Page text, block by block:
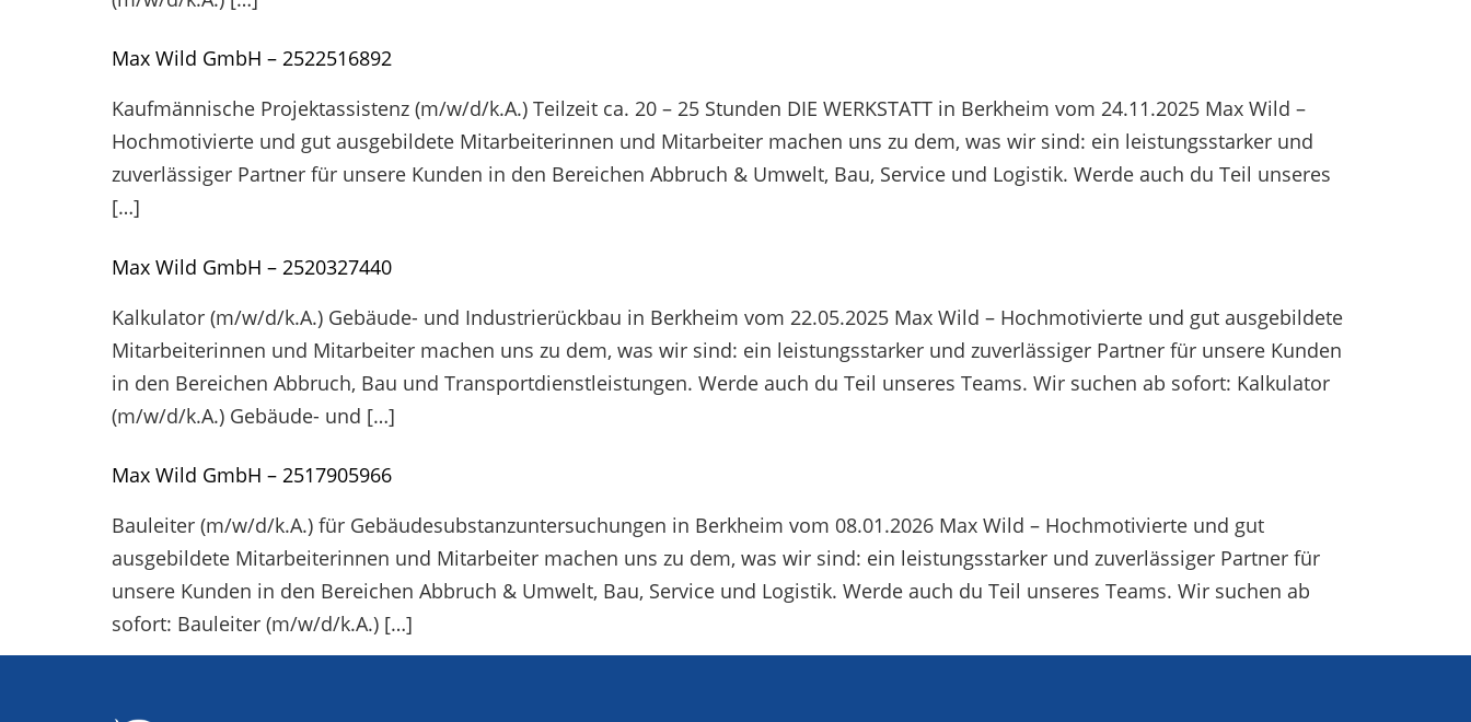
Max Wild GmbH – 2522516892
Kaufmännische Projektassistenz (m/w/d/k.A.) Teilzeit ca. 20 – 25 Stunden DIE WERKSTATT in Berkheim vom 24.11.2025 Max Wild –
Hochmotivierte und gut ausgebildete Mitarbeiterinnen und Mitarbeiter machen uns zu dem, was wir sind: ein leistungsstarker und
zuverlässiger Partner für unsere Kunden in den Bereichen Abbruch & Umwelt, Bau, Service und Logistik. Werde auch du Teil unseres
[…]
Max Wild GmbH – 2520327440
Kalkulator (m/w/d/k.A.) Gebäude- und Industrierückbau in Berkheim vom 22.05.2025 Max Wild – Hochmotivierte und gut ausgebildete
Mitarbeiterinnen und Mitarbeiter machen uns zu dem, was wir sind: ein leistungsstarker und zuverlässiger Partner für unsere Kunden
in den Bereichen Abbruch, Bau und Transportdienstleistungen. Werde auch du Teil unseres Teams. Wir suchen ab sofort: Kalkulator
(m/w/d/k.A.) Gebäude- und […]
Max Wild GmbH – 2517905966
Bauleiter (m/w/d/k.A.) für Gebäudesubstanzuntersuchungen in Berkheim vom 08.01.2026 Max Wild – Hochmotivierte und gut
ausgebildete Mitarbeiterinnen und Mitarbeiter machen uns zu dem, was wir sind: ein leistungsstarker und zuverlässiger Partner für
unsere Kunden in den Bereichen Abbruch & Umwelt, Bau, Service und Logistik. Werde auch du Teil unseres Teams. Wir suchen ab
sofort: Bauleiter (m/w/d/k.A.) […]